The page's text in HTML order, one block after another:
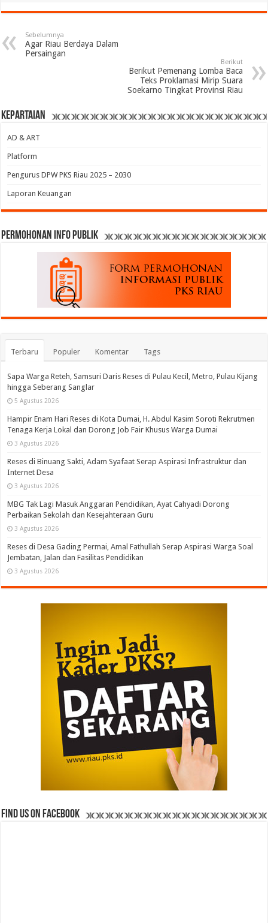
Sebelumnya
Agar Riau Berdaya Dalam
Persaingan
Berikut
Berikut Pemenang Lomba Baca
Teks Proklamasi Mirip Suara
Soekarno Tingkat Provinsi Riau
Kepartaian
AD & ART
Platform
Pengurus DPW PKS Riau 2025 – 2030
Laporan Keuangan
permohonan Info Publik
Terbaru Populer Komentar Tags
Sapa Warga Reteh, Samsuri Daris Reses di Pulau Kecil, Metro, Pulau Kijang
hingga Seberang Sanglar
5 Agustus 2026
Hampir Enam Hari Reses di Kota Dumai, H. Abdul Kasim Soroti Rekrutmen
Tenaga Kerja Lokal dan Dorong Job Fair Khusus Warga Dumai
3 Agustus 2026
Reses di Binuang Sakti, Adam Syafaat Serap Aspirasi Infrastruktur dan
Internet Desa
3 Agustus 2026
MBG Tak Lagi Masuk Anggaran Pendidikan, Ayat Cahyadi Dorong
Perbaikan Sekolah dan Kesejahteraan Guru
3 Agustus 2026
Reses di Desa Gading Permai, Amal Fathullah Serap Aspirasi Warga Soal
Jembatan, Jalan dan Fasilitas Pendidikan
3 Agustus 2026
Find us on Facebook